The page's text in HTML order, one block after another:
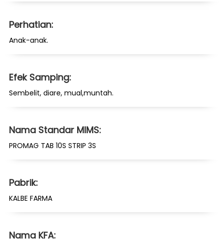
Perhatian:
Anak-anak.
Efek Samping:
Sembelit, diare, mual,muntah.
Nama Standar MIMS:
PROMAG TAB 10S STRIP 3S
Pabrik:
KALBE FARMA
Nama KFA: